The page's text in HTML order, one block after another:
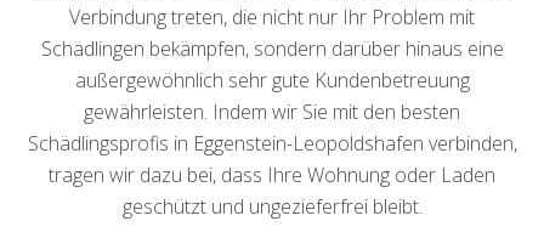
Verbindung treten, die nicht nur Ihr Problem mit
Schädlingen bekämpfen, sondern darüber hinaus eine
außergewöhnlich sehr gute Kundenbetreuung
gewährleisten. Indem wir Sie mit den besten
Schädlingsprofis in Eggenstein-Leopoldshafen verbinden,
tragen wir dazu bei, dass Ihre Wohnung oder Laden
geschützt und ungezieferfrei bleibt.